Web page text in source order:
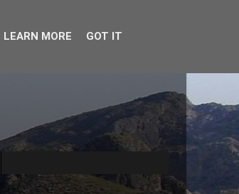
LEARN MORE GOT IT